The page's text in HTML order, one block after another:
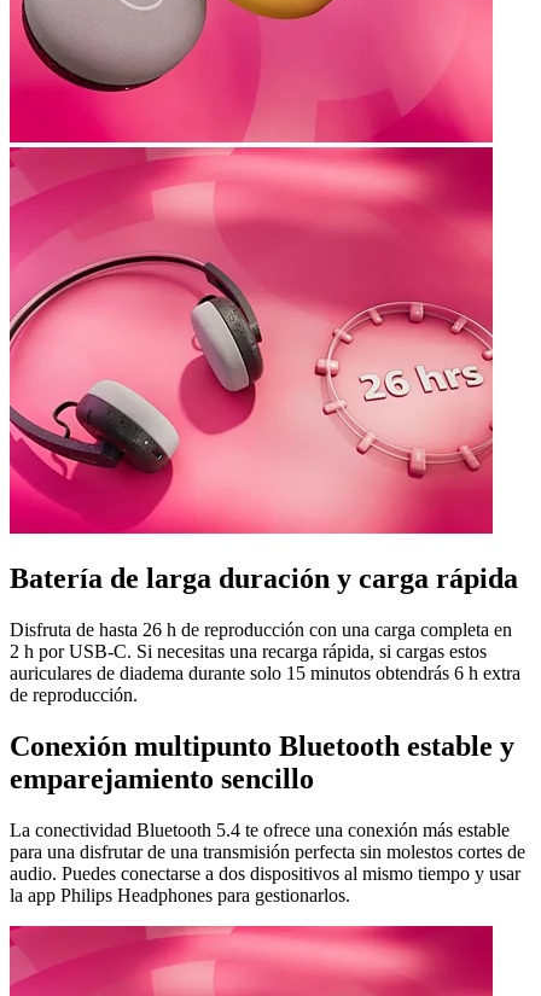
Batería de larga duración y carga rápida
Disfruta de hasta 26 h de reproducción con una carga completa en
2 h por USB-C. Si necesitas una recarga rápida, si cargas estos
auriculares de diadema durante solo 15 minutos obtendrás 6 h extra
de reproducción.
Conexión multipunto Bluetooth estable y
emparejamiento sencillo
La conectividad Bluetooth 5.4 te ofrece una conexión más estable
para una disfrutar de una transmisión perfecta sin molestos cortes de
audio. Puedes conectarse a dos dispositivos al mismo tiempo y usar
la app Philips Headphones para gestionarlos.